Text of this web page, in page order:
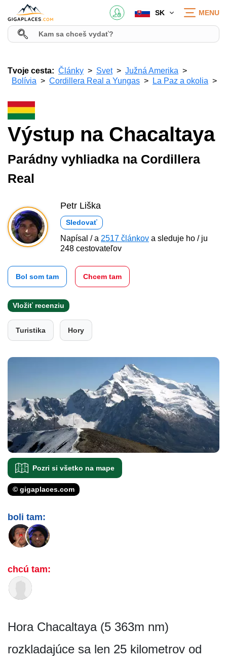
SK MENU
Tvoje cesta: Články Svet
Južná Amerika
Bolívia
Cordillera Real a Yungas La Paz a okolia
Výstup na Chacaltaya
Parádny vyhliadka na Cordillera
Real
Petr Liška
Sledovať
Napísal / a 2517 článkov a sleduje ho / ju
248 cestovateľov
Bol som tam Chcem tam
Vložiť recenziu
Turistika Hory
Pozri si všetko na mape
© gigaplaces.com
boli tam:
chcú tam:
Hora Chacaltaya (5 363m nm)
rozkladajúce sa len 25 kilometrov od